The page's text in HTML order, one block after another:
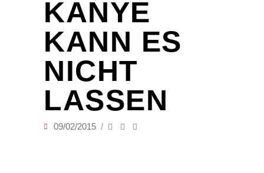
KANYE
KANN ES
NICHT
LASSEN
09/02/2015